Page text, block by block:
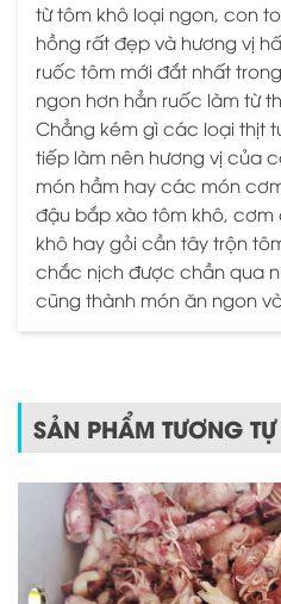
từ tôm khô loại ngon, con
hồng rất đẹp và hương vị
ruốc tôm mới đắt nhất
ngon hơn hẳn ruốc làm từ
Chẳng kém gì các loại thịt
tiếp làm nên hương vị của
món hầm hay các món
đậu bắp xào tôm khô, cơm
khô hay gỏi cần tây trộn
chắc nịch được chần qua
cũng thành món ăn ngon
SẢN PHẨM TƯƠNG TỰ